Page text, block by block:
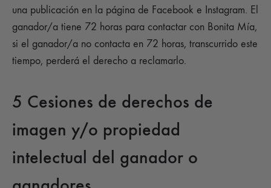
una publicación en la página de Facebook e Instagram. El
ganador/a tiene 72 horas para contactar con Bonita Mía,
si el ganador/a no contacta en 72 horas, transcurrido este
tiempo, perderá el derecho a reclamarlo.
5 Cesiones de derechos de
imagen y/o propiedad
intelectual del ganador o